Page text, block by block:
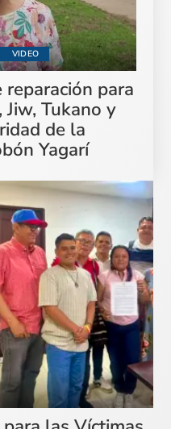
VIDEO
para
Tukano y
de la
Yagarí